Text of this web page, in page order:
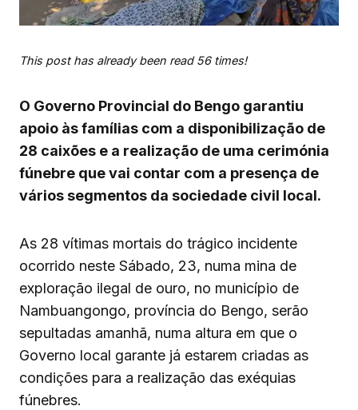
This post has already been read 56 times!
O Governo Provincial do Bengo garantiu
apoio às famílias com a disponibilização de
28 caixões e a realização de uma cerimónia
fúnebre que vai contar com a presença de
vários segmentos da sociedade civil local.
As 28 vítimas mortais do trágico incidente
ocorrido neste Sábado, 23, numa mina de
exploração ilegal de ouro, no município de
Nambuangongo, província do Bengo, serão
sepultadas amanhã, numa altura em que o
Governo local garante já estarem criadas as
condições para a realização das exéquias
fúnebres.